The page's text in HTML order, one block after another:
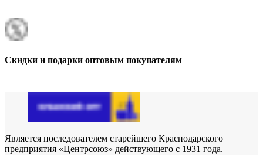
Скидки и подарки оптовым покупателям
Является последователем старейшего Краснодарского
предприятия «Центрсоюз» действующего с 1931 года.